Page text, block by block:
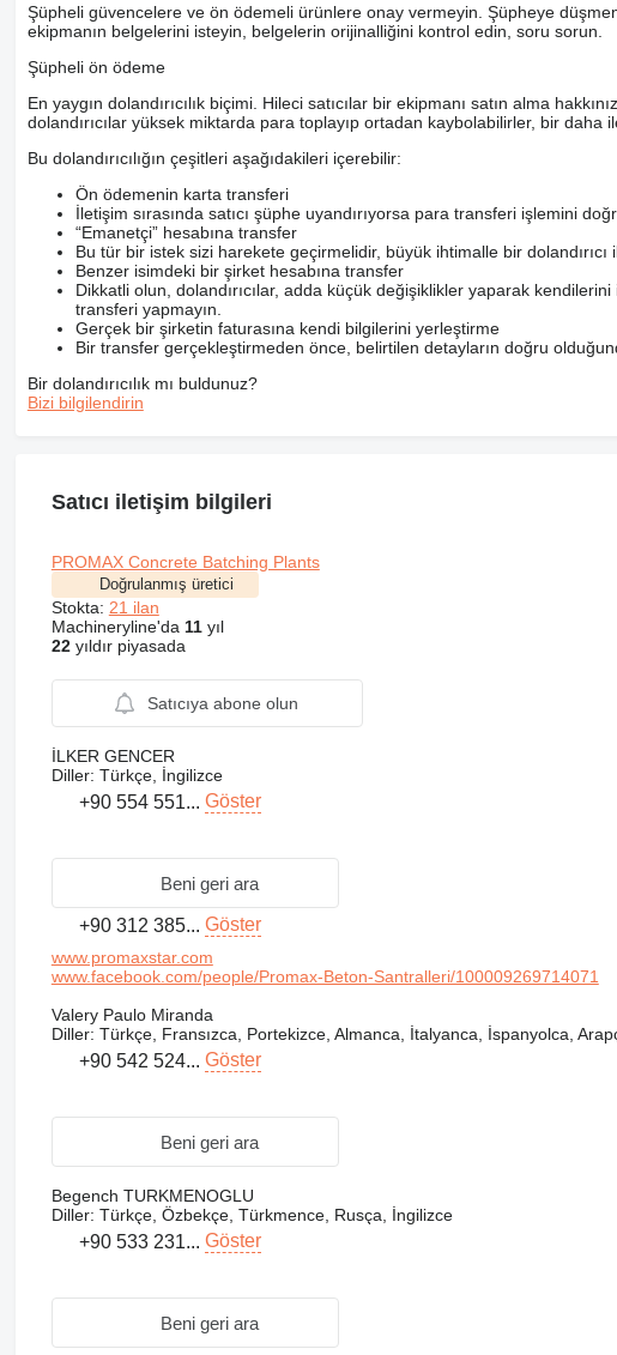
Şüpheli güvencelere ve ön ödemeli ürünlere onay vermeyin. Şüpheye
ekipmanın belgelerini isteyin, belgelerin orijinalliğini kontrol edin, soru sorun.
Şüpheli ön ödeme
En yaygın dolandırıcılık biçimi. Hileci satıcılar bir ekipmanı satın alma
dolandırıcılar yüksek miktarda para toplayıp ortadan kaybolabilirler, bir daha
Bu dolandırıcılığın çeşitleri aşağıdakileri içerebilir:
Ön ödemenin karta transferi
İletişim sırasında satıcı şüphe uyandırıyorsa para transferi işlemini
“Emanetçi” hesabına transfer
Bu tür bir istek sizi harekete geçirmelidir, büyük ihtimalle bir
Benzer isimdeki bir şirket hesabına transfer
Dikkatli olun, dolandırıcılar, adda küçük değişiklikler yaparak
transferi yapmayın.
Gerçek bir şirketin faturasına kendi bilgilerini yerleştirme
Bir transfer gerçekleştirmeden önce, belirtilen detayların doğru
Bir dolandırıcılık mı buldunuz?
Bizi bilgilendirin
Satıcı iletişim bilgileri
PROMAX Concrete Batching Plants
Doğrulanmış üretici
Stokta: 21 ilan
Machineryline'da 11yıl
22yıldır piyasada
Satıcıya abone olun
İLKER GENCER
Diller: Türkçe, İngilizce
+90 554 551... Göster
Beni geri ara
+90 312 385... Göster
www.promaxstar.com
www.facebook.com/people/Promax-Beton-Santralleri/100009269714071
Valery Paulo Miranda
Diller: Türkçe, Fransızca, Portekizce, Almanca, İtalyanca, İspanyolca,
+90 542 524... Göster
Beni geri ara
Begench TURKMENOGLU
Diller: Türkçe, Özbekçe, Türkmence, Rusça, İngilizce
+90 533 231... Göster
Beni geri ara